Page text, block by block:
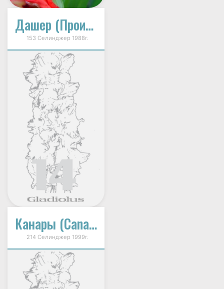
Дашер (Производящий Фурор)
153 Селинджер 1988г.
Канары (Canary)
214 Селинджер 1999г.